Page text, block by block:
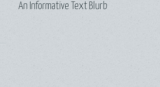
An Informative Text Blurb